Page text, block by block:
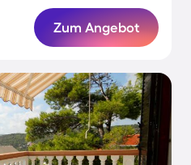
Zum Angebot